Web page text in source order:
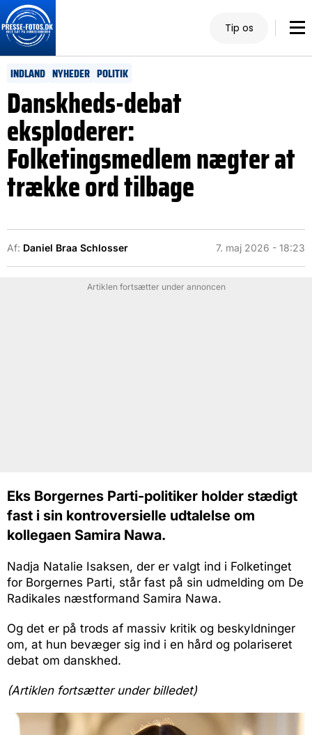
Tip os
INDLAND NYHEDER POLITIK
Danskheds-debat
eksploderer:
Folketingsmedlem nægter at
trække ord tilbage
Af: Daniel Braa Schlosser 7. maj 2026 - 18:23
Artiklen fortsætter under annoncen
Eks Borgernes Parti-politiker holder stædigt
fast i sin kontroversielle udtalelse om
kollegaen Samira Nawa.
Nadja Natalie Isaksen, der er valgt ind i Folketinget
for Borgernes Parti, står fast på sin udmelding om De
Radikales næstformand Samira Nawa.
Og det er på trods af massiv kritik og beskyldninger
om, at hun bevæger sig ind i en hård og polariseret
debat om danskhed.
(Artiklen fortsætter under billedet)